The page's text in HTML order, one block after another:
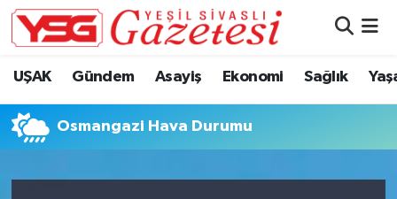
UŞAK Gündem Asayiş Ekonomi Sağlık
Osmangazi Hava Durumu